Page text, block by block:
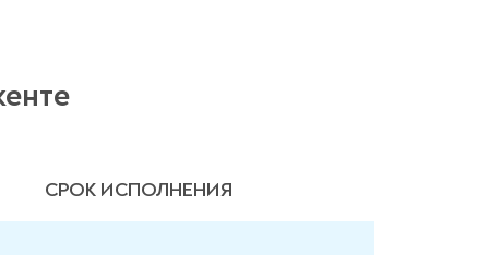
СРОК ИСПОЛНЕНИЯ